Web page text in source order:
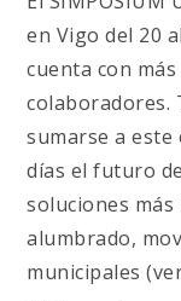
en Vigo del 20
cuenta con
colaboradores.
sumarse a
días el futuro
soluciones
alumbrado,
municipales